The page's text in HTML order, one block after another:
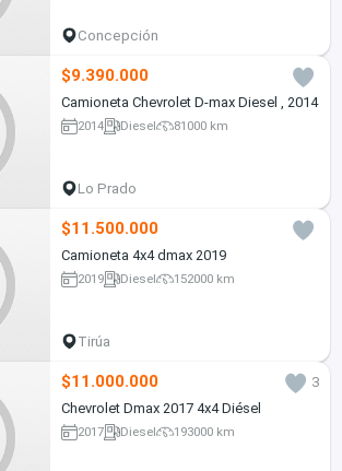
Concepción
$9.390.000
Camioneta Chevrolet D-max Diesel , 2014
2014 Diesel 81000 km
Lo Prado
$11.500.000
Camioneta 4x4 dmax 2019
2019 Diesel 152000 km
Tirúa
$11.000.000
3
Chevrolet Dmax 2017 4x4 Diésel
2017 Diesel 193000 km